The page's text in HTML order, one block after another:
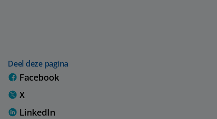
Deel deze pagina
Facebook
X
LinkedIn